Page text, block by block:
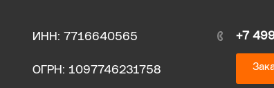
ИНН: 7716640565
ОГРН: 1097746231758
+7